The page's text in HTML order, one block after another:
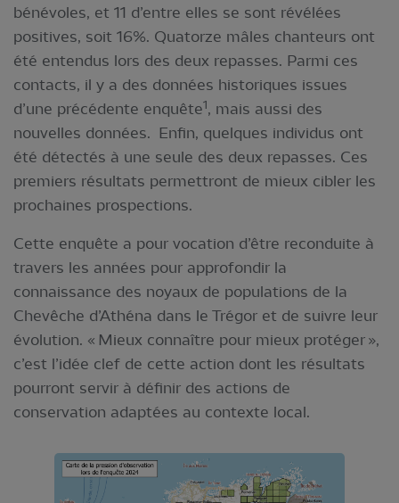
bénévoles, et 11 d’entre elles se sont révélées
positives, soit 16%. Quatorze mâles chanteurs ont
été entendus lors des deux repasses. Parmi ces
contacts, il y a des données historiques issues
d’une précédente enquête1, mais aussi des
nouvelles données. Enfin, quelques individus ont
été détectés à une seule des deux repasses. Ces
premiers résultats permettront de mieux cibler les
prochaines prospections.
Cette enquête a pour vocation d’être reconduite à
travers les années pour approfondir la
connaissance des noyaux de populations de la
Chevêche d’Athéna dans le Trégor et de suivre leur
évolution. « Mieux connaître pour mieux protéger »,
c’est l’idée clef de cette action dont les résultats
pourront servir à définir des actions de
conservation adaptées au contexte local.